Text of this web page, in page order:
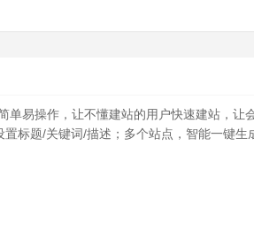
易操作，让不懂建站的用户快速建站，让
标题/关键词/描述；多个站点，智能一键生